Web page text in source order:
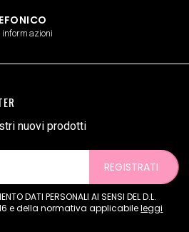
nuovi prodotti
REGISTRATI
DATI PERSONALI AI SENSI DEL D.L.
e della normativa applicabileleggi